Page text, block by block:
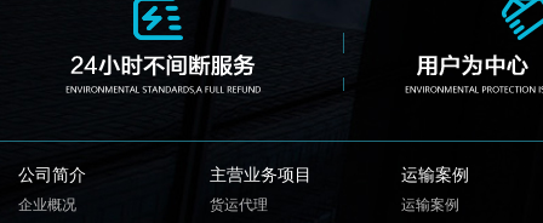
公司简介
企业概况
主营业务项目
货运代理
运输案例
运输案例